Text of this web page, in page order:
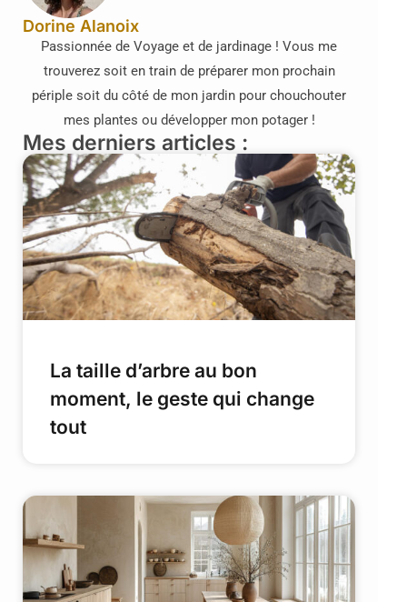
Dorine Alanoix
Passionnée de Voyage et de jardinage ! Vous me
trouverez soit en train de préparer mon prochain
périple soit du côté de mon jardin pour chouchouter
mes plantes ou développer mon potager !
Mes derniers articles :
La taille d’arbre au bon
moment, le geste qui change
tout